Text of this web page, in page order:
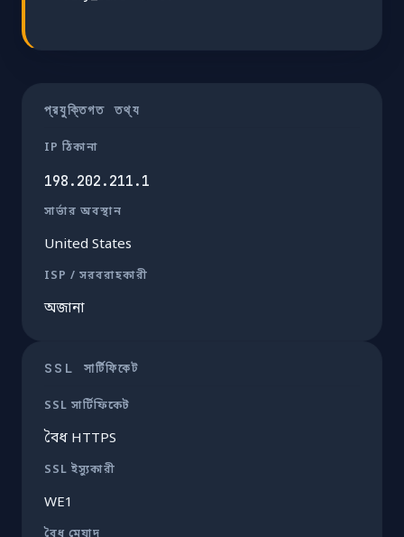
প্রযুক্তিগত তথ্য
IP ঠিকানা
198.202.211.1
সার্ভার অবস্থান
United States
ISP / সরবরাহকারী
অজানা
SSL সার্টিফিকেট
SSL সার্টিফিকেট
বৈধ HTTPS
SSL ইস্যুকারী
WE1
বৈধ মেয়াদ